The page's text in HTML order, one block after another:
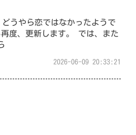
どうやら恋ではなかったようで
度、更新します。 では、また
2026-06-09 20:33:21